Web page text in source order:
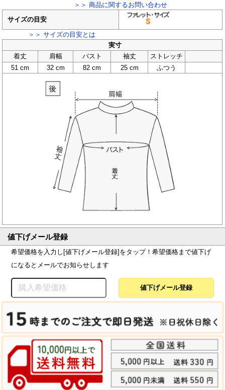
＞＞ 商品に関するお問い合わせ
サイズの目安
＞＞ サイズの目安とは
実寸
着丈
肩幅 バスト 袖丈
ストレッチ
51 cm
32 cm 82 cm 25 cm ふつう
値下げメール登録
希望価格を入力し[値下げメール登録]をタップ！希望価格まで値下げ
になるとメールでお知らせします